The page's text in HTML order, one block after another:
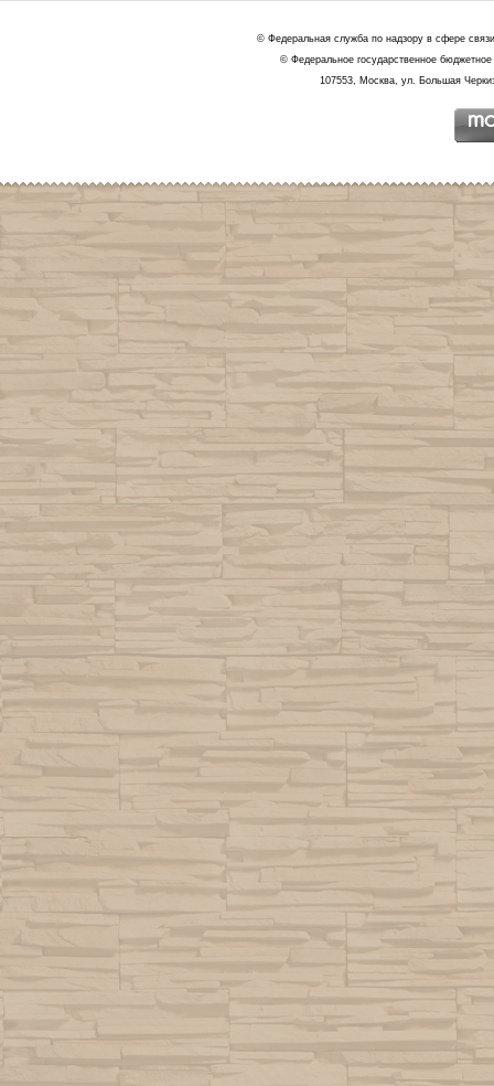
© Федеральная служба по надзору в сфере
© Федеральное государственное
107553, Москва, ул. Большая